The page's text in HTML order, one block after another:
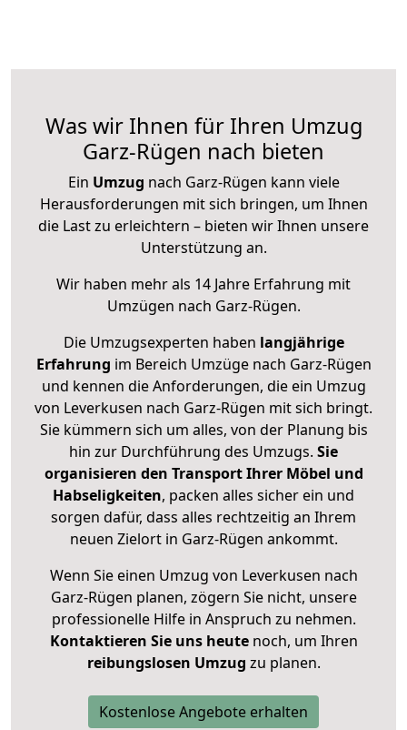
Was wir Ihnen für Ihren Umzug
Garz-Rügen nach bieten
Ein Umzug nach Garz-Rügen kann viele
Herausforderungen mit sich bringen, um Ihnen
die Last zu erleichtern – bieten wir Ihnen unsere
Unterstützung an.
Wir haben mehr als 14 Jahre Erfahrung mit
Umzügen nach Garz-Rügen.
Die Umzugsexperten haben langjährige
Erfahrung im Bereich Umzüge nach Garz-Rügen
und kennen die Anforderungen, die ein Umzug
von Leverkusen nach Garz-Rügen mit sich bringt.
Sie kümmern sich um alles, von der Planung bis
hin zur Durchführung des Umzugs. Sie
organisieren den Transport Ihrer Möbel und
Habseligkeiten, packen alles sicher ein und
sorgen dafür, dass alles rechtzeitig an Ihrem
neuen Zielort in Garz-Rügen ankommt.
Wenn Sie einen Umzug von Leverkusen nach
Garz-Rügen planen, zögern Sie nicht, unsere
professionelle Hilfe in Anspruch zu nehmen.
Kontaktieren Sie uns heutenoch, um Ihren
reibungslosen Umzug zu planen.
Kostenlose Angebote erhalten